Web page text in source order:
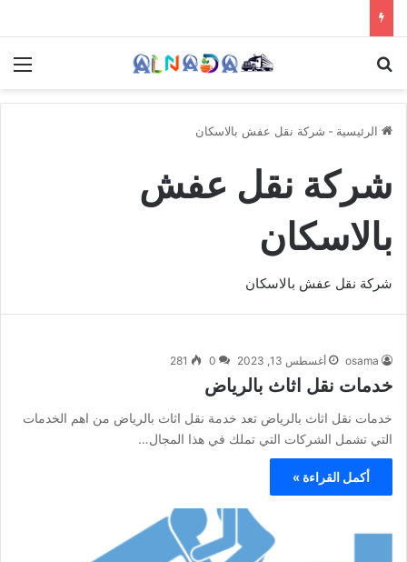
الرئيسية - شركة نقل عفش بالاسكان
شركة نقل عفش
بالاسكان
شركة نقل عفش بالاسكان
osama أغسطس 13, 2023 0
281
خدمات نقل اثاث بالرياض
خدمات نقل اثاث بالرياض تعد خدمة نقل اثاث بالرياض من اهم الخدمات
التي تشمل الشركات التي تملك في هذا المجال…
أكمل القراءة »